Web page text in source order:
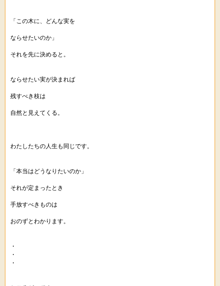
「この木に、どんな実を
ならせたいのか」
それを先に決めると。
ならせたい実が決まれば
残すべき枝は
自然と見えてくる。
わたしたちの人生も同じです。
「本当はどうなりたいのか」
それが定まったとき
手放すべきものは
おのずとわかります。
・
・
・